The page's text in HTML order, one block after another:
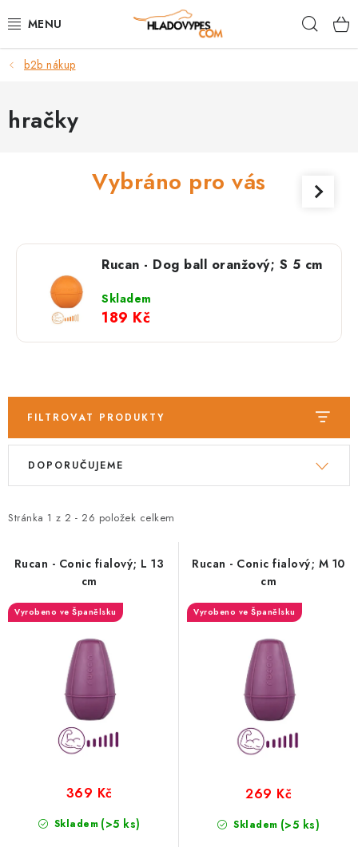
na
POTŘEBY PRO PSY
TAMI PŘEPRAVNÍ BOXY
BACK ON TRACK
VĚRNOSTNÍ PROGRAM
ZNAČKY
BLOG
SLUŽBY
VÝMĚNA, VRÁCENÍ A REKLAMACE
Kontakty
Podmínky ochrany osobních údajů
Zásady použivání souboru cookies
Hodnocení obchodu
b2b nákup
hračky
Vybráno pro vás
Rucan - Dog ball oranžový; S 5 cm
Skladem
189 Kč
FILTROVAT PRODUKTY
V
i
p
o
Stránka 1 z 2 - 26 položek celkem
Ř
e
r
DOPORUČUJEME
Rucan - Conic fialový; L 13
cm
Vyrobeno ve Španělsku
Skladem (>5 ks)
369 Kč
Rucan - Conic fialový; M 10
cm
Vyrobeno ve Španělsku
Skladem (>5 ks)
269 Kč